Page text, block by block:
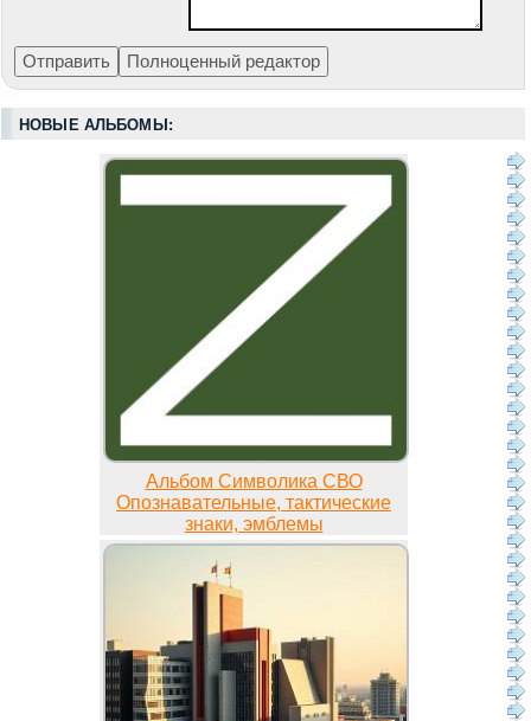
НОВЫЕ АЛЬБОМЫ:
Альбом Символика СВО
Опознавательные, тактические
знаки, эмблемы